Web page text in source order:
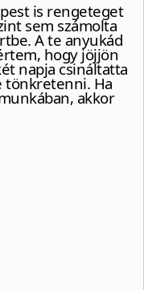
is rengeteget
sem számolta
A te anyukád
hogy jöjjön
napja csináltatta
tönkretenni. Ha
akkor